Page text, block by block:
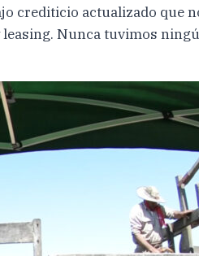
crediticio actualizado que
Nunca tuvimos